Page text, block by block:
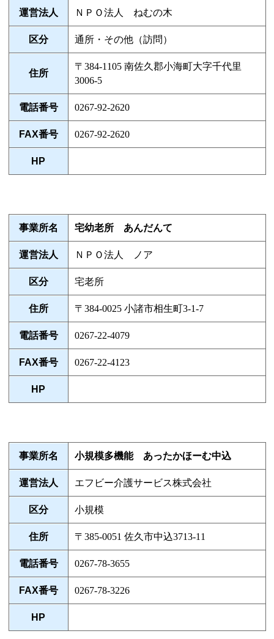
運営法人 ＮＰＯ法人 ねむの木
区分 通所・その他（訪問）
住所
〒384-1105 南佐久郡小海町大字千代里
3006-5
電話番号 0267-92-2620
FAX番号 0267-92-2620
HP
事業所名 宅幼老所 あんだんて
運営法人 ＮＰＯ法人 ノア
区分 宅老所
住所 〒384-0025 小諸市相生町3-1-7
電話番号 0267-22-4079
FAX番号 0267-22-4123
HP
事業所名 小規模多機能 あったかほーむ中込
運営法人 エフビー介護サービス株式会社
区分 小規模
住所 〒385-0051 佐久市中込3713-11
電話番号 0267-78-3655
FAX番号 0267-78-3226
HP